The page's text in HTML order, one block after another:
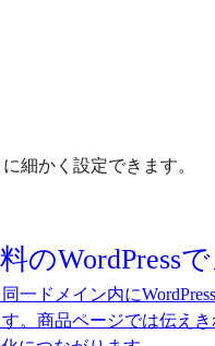
細かく設定できます。
のWordPress
一ドメイン内に
。商品ページでは伝え